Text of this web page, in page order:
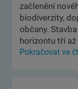
začlenění
biodiverzity,
občany.
horizontu tří
Pokračovat ve